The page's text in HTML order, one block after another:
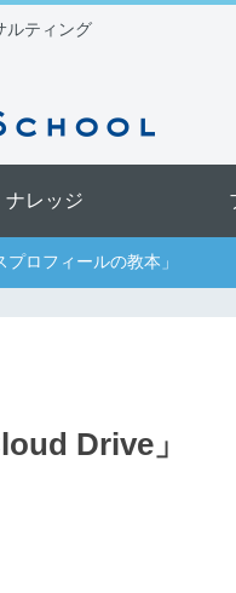
ルティング
ナレッジ
ロフィールの教本」
Drive」